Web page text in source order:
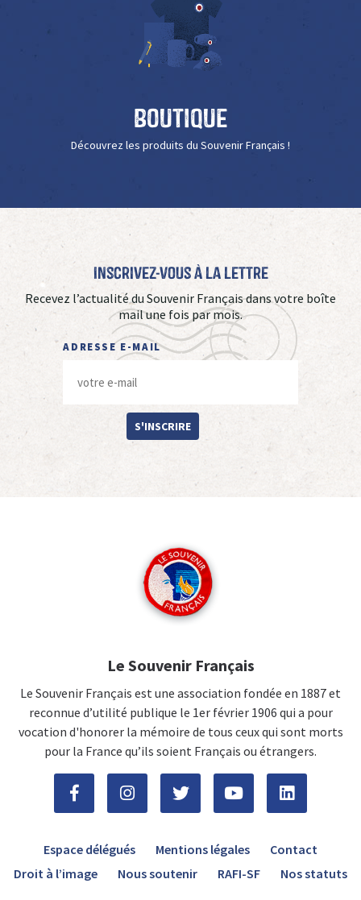
Boutique
Découvrez les produits du Souvenir Français !
Inscrivez-vous à La Lettre
Recevez l’actualité du Souvenir Français dans votre boîte
mail une fois par mois.
ADRESSE E-MAIL
S'INSCRIRE
Le Souvenir Français
Le Souvenir Français est une association fondée en 1887 et
reconnue d’utilité publique le 1er février 1906 qui a pour
vocation d'honorer la mémoire de tous ceux qui sont morts
pour la France qu’ils soient Français ou étrangers.
Espace délégués Mentions légales
Contact
Droit à l’image
Nous soutenir RAFI-SF Nos statuts